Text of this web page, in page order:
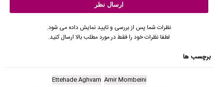
نظرات شما پس از بررسی و تایید نمایش داده می شود.
لطفا نظرات خود را فقط در مورد مطلب بالا ارسال کنید.
برچسب ها
Amir Mombeini
Ettehade Aghvam